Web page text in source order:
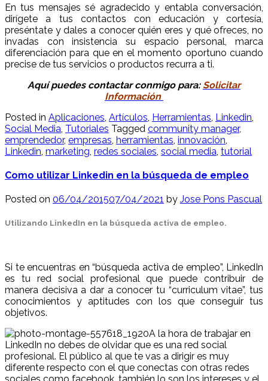
En tus mensajes sé agradecido y entabla conversación,
dirígete a tus contactos con educación y cortesía,
preséntate y dales a conocer quién eres y qué ofreces, no
invadas con insistencia su espacio personal, marca
diferenciación para que en el momento oportuno cuando
precise de tus servicios o productos recurra a ti.
Aquí puedes contactar conmigo para:Solicitar
Información
Posted in Aplicaciones, Artículos, Herramientas, Linkedin,
Social Media, Tutoriales Tagged community manager,
emprendedor, empresas, herramientas, innovación,
Linkedin, marketing, redes sociales, social media, tutorial
Como utilizar Linkedin en la búsqueda de empleo
Posted on 06/04/201507/04/2021 by Jose Pons Pascual
Utilizando LinkedIn en la búsqueda activa de empleo.
Si te encuentras en “búsqueda activa de empleo”, LinkedIn
es tu red social profesional que puede contribuir de
manera decisiva a dar a conocer tu “curriculum vitae”, tus
conocimientos y aptitudes con los que conseguir tus
objetivos.
A la hora de trabajar en
LinkedIn no debes de olvidar que es una red social
profesional. El público al que te vas a dirigir es muy
diferente respecto con el que conectas con otras redes